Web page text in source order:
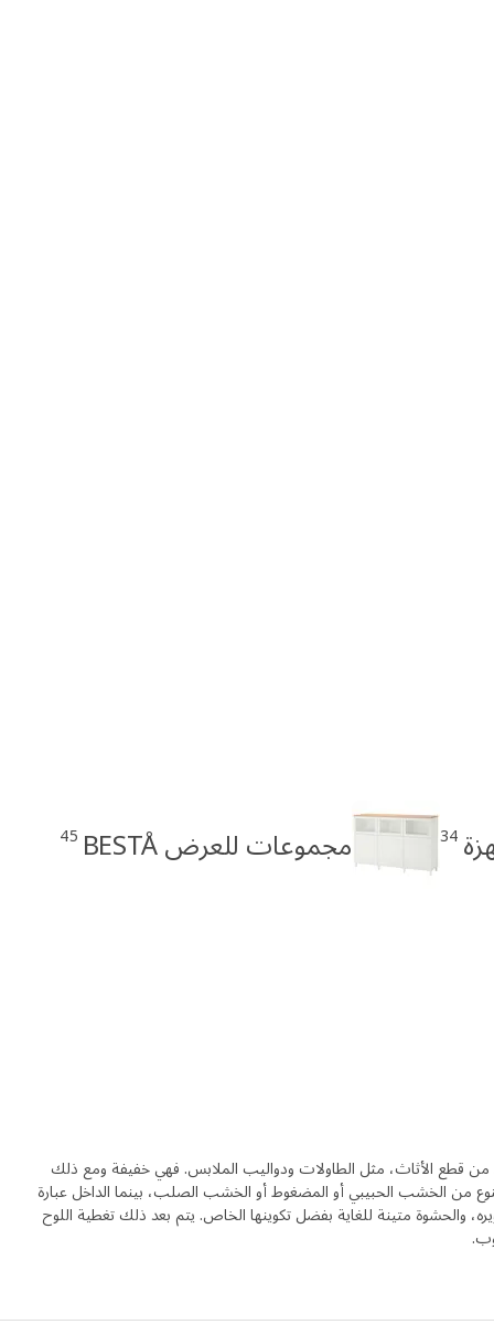
34 مجموعات للعرض BESTÅ 45
من قطع الأثاث، مثل الطاولات ودواليب الملابس. فهي خفيفة ومع ذلك
من الخشب الحبيبي أو المضغوط أو الخشب الصلب، بينما الداخل عبارة
والحشوة متينة للغاية بفضل تكوينها الخاص. يتم بعد ذلك تغطية اللوح